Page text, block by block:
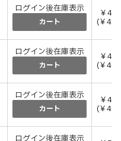
ログイン後在庫表示
カート
￥
(￥
ログイン後在庫表示
カート
￥
(￥
ログイン後在庫表示
カート
￥
(￥
ログイン後在庫表示